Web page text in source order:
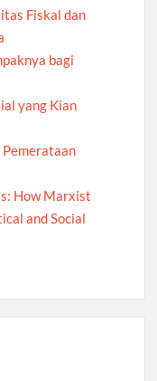
Fiskal dan
bagi
yang Kian
How Marxist
and Social